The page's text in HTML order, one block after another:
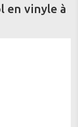
en vinyle à